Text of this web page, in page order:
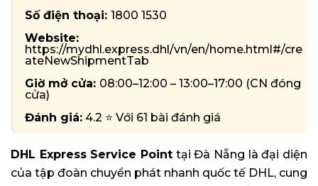
Số điện thoại: 1800 1530
Website:
https://mydhl.express.dhl/vn/en/home.html#/cre
ateNewShipmentTab
Giờ mở cửa: 08:00–12:00 – 13:00–17:00 (CN đóng
cửa)
Đánh giá: 4.2 ⭐ Với 61 bài đánh giá
DHL Express Service Point tại Đà Nẵng là đại diện
của tập đoàn chuyển phát nhanh quốc tế DHL, cung